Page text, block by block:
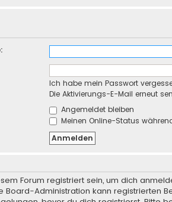
Ich habe mein Passwort
Die Aktivierungs-E-Mail erneut
Angemeldet bleiben
Meinen Online-Status
Forum registriert sein, um dich
Board-Administration kann registrierten